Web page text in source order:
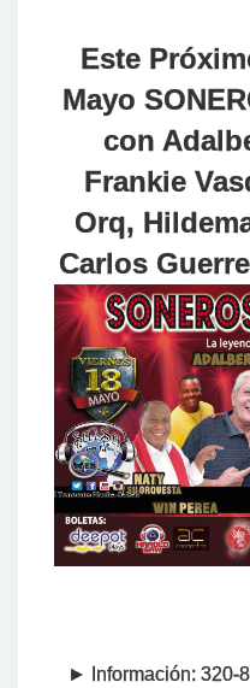
Este
Mayo
con
Frankie
Orq,
Carlos
► Información: 320-